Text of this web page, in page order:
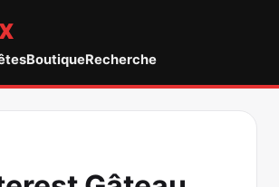
BoutiqueRecherche